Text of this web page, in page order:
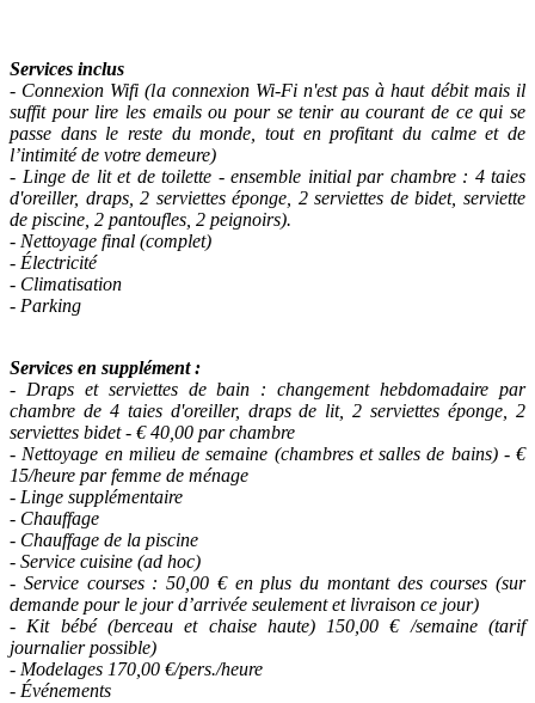
Services inclus
- Connexion Wifi (la connexion Wi-Fi n'est pas à haut débit mais il
suffit pour lire les emails ou pour se tenir au courant de ce qui se
passe dans le reste du monde, tout en profitant du calme et de
l’intimité de votre demeure)
- Linge de lit et de toilette - ensemble initial par chambre : 4 taies
d'oreiller, draps, 2 serviettes éponge, 2 serviettes de bidet, serviette
de piscine, 2 pantoufles, 2 peignoirs).
- Nettoyage final (complet)
- Électricité
- Climatisation
- Parking
Services en supplément :
- Draps et serviettes de bain : changement hebdomadaire par
chambre de 4 taies d'oreiller, draps de lit, 2 serviettes éponge, 2
serviettes bidet - € 40,00 par chambre
- Nettoyage en milieu de semaine (chambres et salles de bains) - €
15/heure par femme de ménage
- Linge supplémentaire
- Chauffage
- Chauffage de la piscine
- Service cuisine (ad hoc)
- Service courses : 50,00 € en plus du montant des courses (sur
demande pour le jour d’arrivée seulement et livraison ce jour)
- Kit bébé (berceau et chaise haute) 150,00 € /semaine (tarif
journalier possible)
- Modelages 170,00 €/pers./heure
- Événements